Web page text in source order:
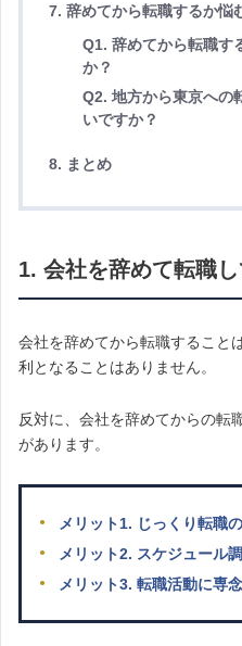
7. 辞めてから転職するか悩
Q1. 辞めてから転職す
か？
Q2. 地方から東京への
いですか？
8. まとめ
1. 会社を辞めて転職
会社を辞めてから転職すること
利となることはありません。
反対に、会社を辞めてからの転
があります。
メリット1. じっくり転職
メリット2. スケジュール
メリット3. 転職活動に専